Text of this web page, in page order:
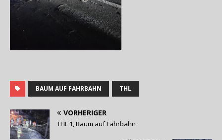
BAUM AUF FAHRBAHN THL
VORHERIGER
THL 1, Baum auf Fahrbahn